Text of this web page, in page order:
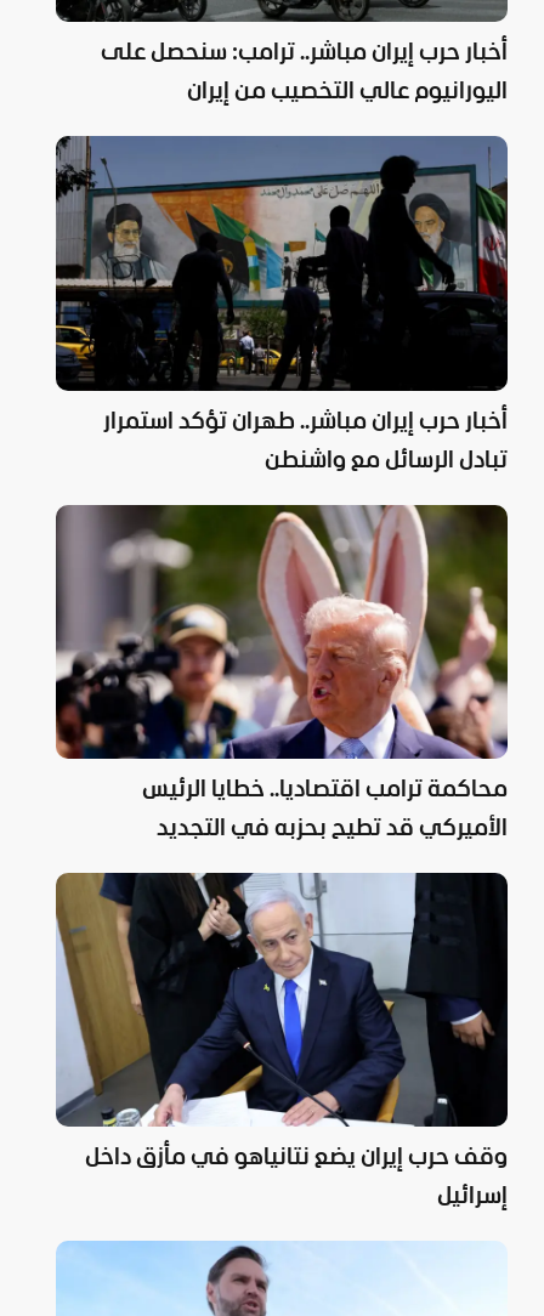
أخبار حرب إيران مباشر.. ترامب: سنحصل على
اليورانيوم عالي التخصيب من إيران
أخبار حرب إيران مباشر.. طهران تؤكد استمرار
تبادل الرسائل مع واشنطن
محاكمة ترامب اقتصاديا.. خطايا الرئيس
الأميركي قد تطيح بحزبه في التجديد
وقف حرب إيران يضع نتانياهو في مأزق داخل
إسرائيل